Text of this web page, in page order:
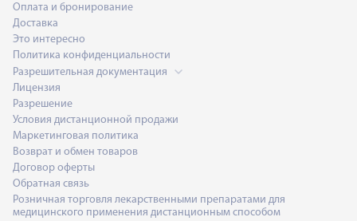
Оплата и бронирование
Доставка
Это интересно
Политика конфиденциальности
Разрешительная документация
Лицензия
Разрешение
Условия дистанционной продажи
Маркетинговая политика
Возврат и обмен товаров
Договор оферты
Обратная связь
Розничная торговля лекарственными препаратами для
медицинского применения дистанционным способом